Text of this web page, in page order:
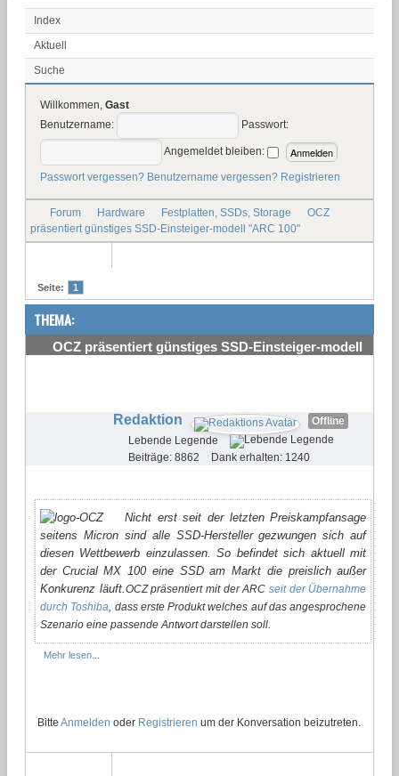
Index
Aktuell
Suche
Willkommen, Gast
Benutzername:
Passwort:
Angemeldet bleiben:
Passwort vergessen? Benutzername vergessen? Registrieren
Forum Hardware Festplatten, SSDs, Storage
OCZ
präsentiert günstiges SSD-Einsteiger-modell "ARC 100"
Seite: 1
THEMA:
OCZ präsentiert günstiges SSD-Einsteiger-modell
Redaktion
Offline
Lebende Legende
Beiträge: 8862
Dank erhalten: 1240
Nicht erst seit der letzten Preiskampfansage
seitens Micron sind alle SSD-Hersteller gezwungen sich auf
diesen Wettbewerb einzulassen. So befindet sich aktuell mit
der Crucial MX 100 eine SSD am Markt die preislich außer
Konkurenz läuft. OCZ präsentiert mit derARC seit der Übernahme
durch Toshiba , dass erste Produkt welches auf das angesprochene
Szenario eine passende Antwort darstellen soll.
Mehr lesen...
Bitte Anmelden oder Registrieren um der Konversation beizutreten.